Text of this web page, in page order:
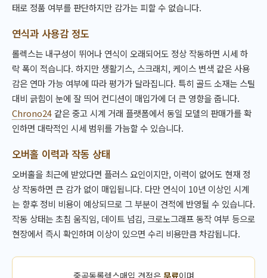
태로 정품 여부를 판단하지만 감가는 피할 수 없습니다.
연식과 사용감 정도
롤렉스는 내구성이 뛰어나 연식이 오래되어도 정상 작동하면 시세 하
락 폭이 적습니다. 하지만 생활기스, 스크래치, 케이스 변색 같은 사용
감은 연마 가능 여부에 따라 평가가 달라집니다. 특히 골드 소재는 스틸
대비 긁힘이 눈에 잘 띄어 컨디션이 매입가에 더 큰 영향을 줍니다.
Chrono24같은 중고 시계 거래 플랫폼에서 동일 모델의 판매가를 확
인하면 대략적인 시세 범위를 가늠할 수 있습니다.
오버홀 이력과 작동 상태
오버홀을 최근에 받았다면 플러스 요인이지만, 이력이 없어도 현재 정
상 작동하면 큰 감가 없이 매입됩니다. 다만 연식이 10년 이상인 시계
는 향후 정비 비용이 예상되므로 그 부분이 견적에 반영될 수 있습니다.
작동 상태는 초침 움직임, 데이트 넘김, 크로노그래프 동작 여부 등으로
현장에서 즉시 확인하며 이상이 있으면 수리 비용만큼 차감됩니다.
중곡동롤렉스매입 견적은 무료이며